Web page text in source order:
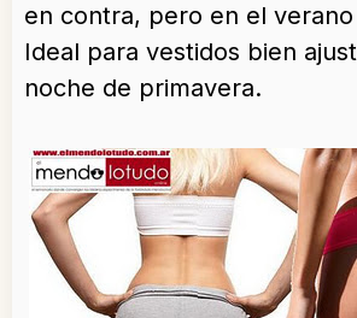
en contra, pero en el
Ideal para vestidos bien
noche de primavera.